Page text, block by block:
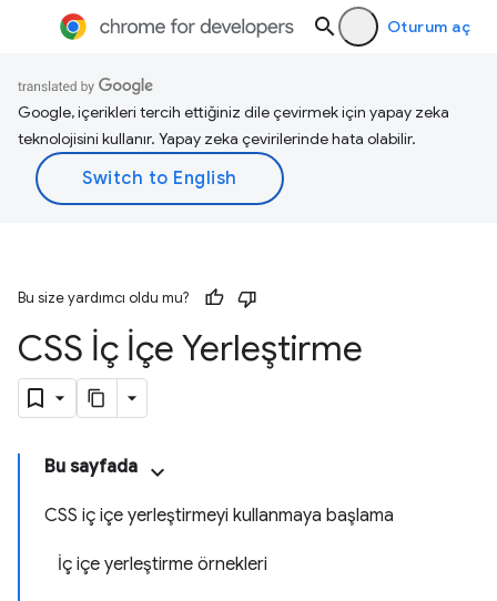
Oturum aç
Google, içerikleri tercih ettiğiniz dile çevirmek için yapay zeka
teknolojisini kullanır. Yapay zeka çevirilerinde hata olabilir.
Bu size yardımcı oldu mu?
CSS İç İçe Yerleştirme
Bu sayfada
CSS iç içe yerleştirmeyi kullanmaya başlama
İç içe yerleştirme örnekleri